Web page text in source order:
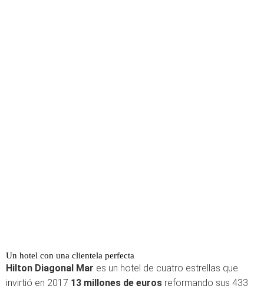
Un hotel con una clientela perfecta
Hilton Diagonal Mar es un hotel de cuatro estrellas que
invirtió en 2017 13 millones de euros reformando sus 433